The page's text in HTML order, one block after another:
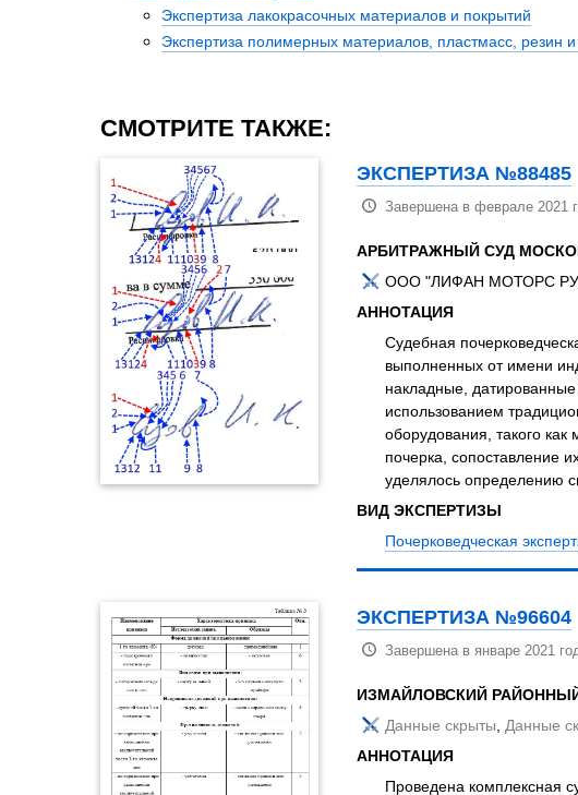
Экспертиза лакокрасочных материалов и покрытий
Экспертиза полимерных материалов, пластмасс, резин
СМОТРИТЕ ТАКЖЕ:
ЭКСПЕРТИЗА №88485
Завершена в феврале 2021
АРБИТРАЖНЫЙ СУД
ООО "ЛИФАН МОТОРС
АННОТАЦИЯ
Судебная
выполненных от имени
накладные,
использованием
оборудования, такого
почерка, сопоставление
уделялось определению
ВИД ЭКСПЕРТИЗЫ
Почерковедческая
ЭКСПЕРТИЗА №96604
Завершена в январе 2021
ИЗМАЙЛОВСКИЙ
Данные скрыты, Данные
АННОТАЦИЯ
Проведена комплексная